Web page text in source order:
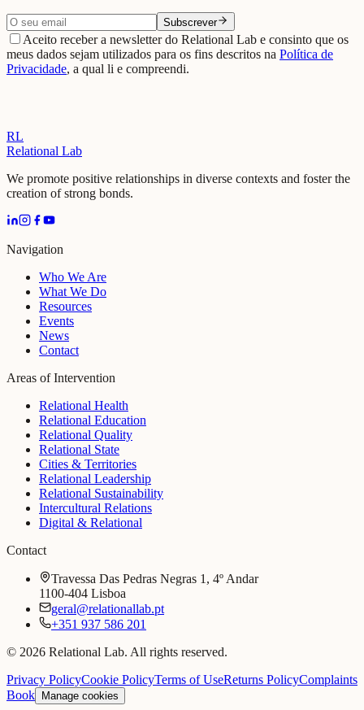
Subscrever
Aceito receber a newsletter do Relational Lab e consinto que os
meus dados sejam utilizados para os fins descritos na Política de
Privacidade, a qual li e compreendi.
RL
Relational Lab
We promote positive relationships in diverse contexts and foster the
creation of strong bonds.
Navigation
Who We Are
What We Do
Resources
Events
News
Contact
Areas of Intervention
Relational Health
Relational Education
Relational Quality
Relational State
Cities & Territories
Relational Leadership
Relational Sustainability
Intercultural Relations
Digital & Relational
Contact
Travessa Das Pedras Negras 1, 4º Andar
1100-404 Lisboa
geral@relationallab.pt
+351 937 586 201
© 2026 Relational Lab. All rights reserved.
Privacy PolicyCookie PolicyTerms of UseReturns PolicyComplaints
Book
Manage cookies